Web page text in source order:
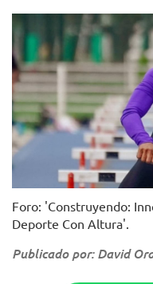
Foro: 'Construyendo:
Deporte Con Altura'.
Publicado por: David